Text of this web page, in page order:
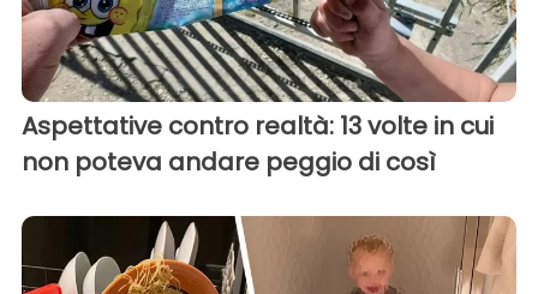
Aspettative contro realtà: 13 volte in cui
non poteva andare peggio di così